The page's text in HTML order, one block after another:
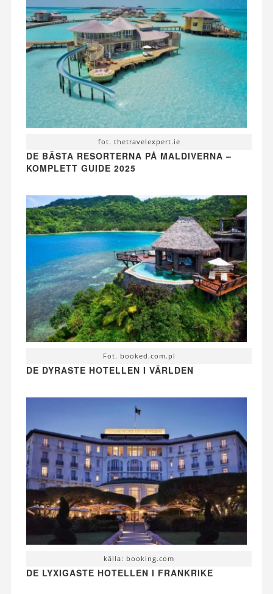
fot. thetravelexpert.ie
DE BÄSTA RESORTERNA PÅ MALDIVERNA –
KOMPLETT GUIDE 2025
Fot. booked.com.pl
DE DYRASTE HOTELLEN I VÄRLDEN
källa: booking.com
DE LYXIGASTE HOTELLEN I FRANKRIKE